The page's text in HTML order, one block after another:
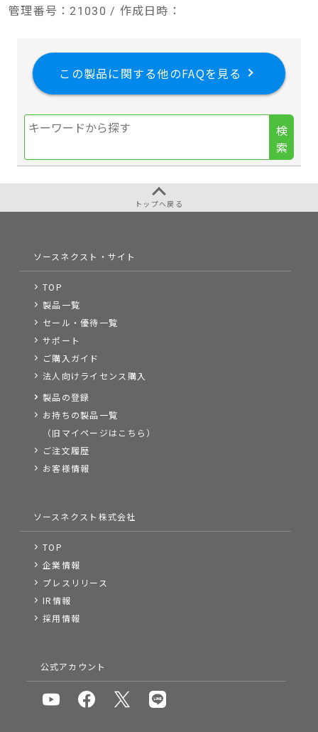
管理番号 ：21030 / 作成日時 ：
この製品に関する他のFAQを見る
検
索
トップへ戻る
ソースネクスト・サイト
TOP
製品一覧
セール・優待一覧
サポート
ご購入ガイド
法人向けライセンス購入
製品の登録
お持ちの製品一覧
（旧マイページはこちら）
ご注文履歴
お客様情報
ソースネクスト株式会社
TOP
企業情報
プレスリリース
IR情報
採用情報
公式アカウント